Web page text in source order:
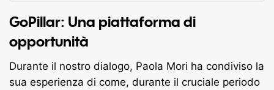
GoPillar: Una piattaforma di
opportunità
Durante il nostro dialogo, Paola Mori ha condiviso la
sua esperienza di come, durante il cruciale periodo